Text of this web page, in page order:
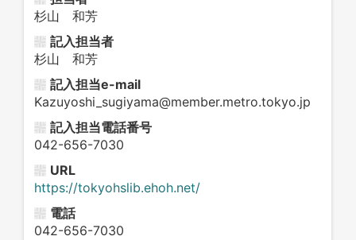
杉山 和芳
記入担当者
杉山 和芳
記入担当e-mail
Kazuyoshi_sugiyama@member.metro.tokyo.jp
記入担当電話番号
042-656-7030
URL
https://tokyohslib.ehoh.net/
電話
042-656-7030